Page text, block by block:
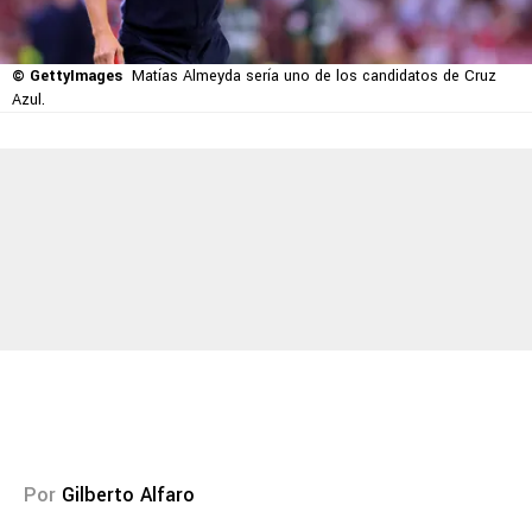
© GettyImages Matías Almeyda sería uno de los candidatos de Cruz
Azul.
Por Gilberto Alfaro